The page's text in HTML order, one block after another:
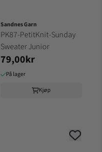
Sandnes Garn
PK87-PetitKnit-Sunday
Sweater Junior
79,00kr
På lager
Kjøp